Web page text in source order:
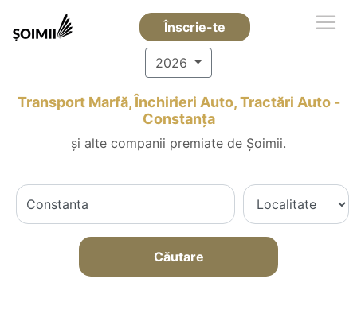
Înscrie-te
2026
Transport Marfă, Închirieri Auto, Tractări Auto -
Constanţa
și alte companii premiate de Șoimii.
Căutare